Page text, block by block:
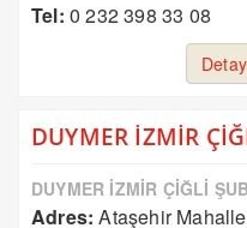
Tel: 0 232 398 33 08
DUYMER İZMİR
DUYMER İZMİR ÇİĞLİ
Adres: Ataşehir